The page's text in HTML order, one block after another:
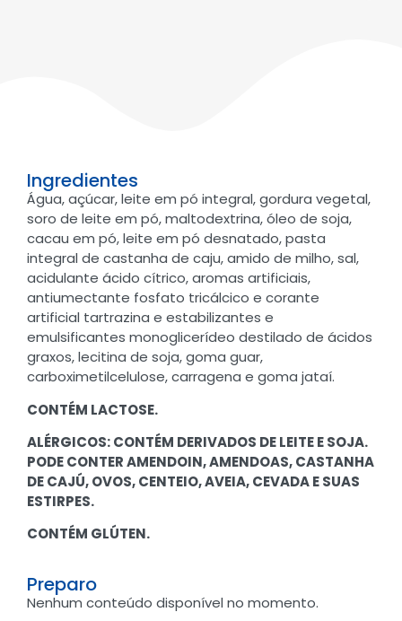
Ingredientes
Água, açúcar, leite em pó integral, gordura vegetal,
soro de leite em pó, maltodextrina, óleo de soja,
cacau em pó, leite em pó desnatado, pasta
integral de castanha de caju, amido de milho, sal,
acidulante ácido cítrico, aromas artificiais,
antiumectante fosfato tricálcico e corante
artificial tartrazina e estabilizantes e
emulsificantes monoglicerídeo destilado de ácidos
graxos, lecitina de soja, goma guar,
carboximetilcelulose, carragena e goma jataí.
CONTÉM LACTOSE.
ALÉRGICOS: CONTÉM DERIVADOS DE LEITE E SOJA.
PODE CONTER AMENDOIN, AMENDOAS, CASTANHA
DE CAJÚ, OVOS, CENTEIO, AVEIA, CEVADA E SUAS
ESTIRPES.
CONTÉM GLÚTEN.
Preparo
Nenhum conteúdo disponível no momento.